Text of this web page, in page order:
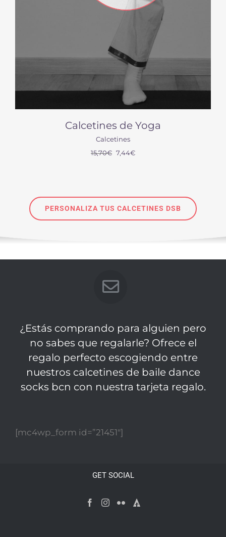
Calcetines de Yoga
Calcetines
15,70€ 7,44€
PERSONALIZA TUS CALCETINES DSB
¿Estás comprando para alguien pero
no sabes que regalarle? Ofrece el
regalo perfecto escogiendo entre
nuestros calcetines de baile dance
socks bcn con nuestra tarjeta regalo.
[mc4wp_form id=”21451″]
GET SOCIAL